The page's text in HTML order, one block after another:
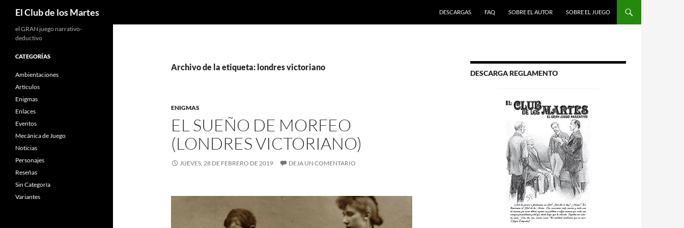
El Club de los Martes
DESCARGAS
FAQ SOBRE EL AUTOR SOBRE EL JUEGO
Archivo de la etiqueta: londres victoriano
ENIGMAS
EL SUEÑO DE MORFEO
(LONDRES VICTORIANO)
JUEVES, 28 DE FEBRERO DE 2019 DEJA UN COMENTARIO
DESCARGA REGLAMENTO
el GRAN juego narrativo-
deductivo
CATEGORÍAS
Ambientaciones
Artículos
Enigmas
Enlaces
Eventos
Mecánica de Juego
Noticias
Personajes
Reseñas
Sin Categoría
Variantes